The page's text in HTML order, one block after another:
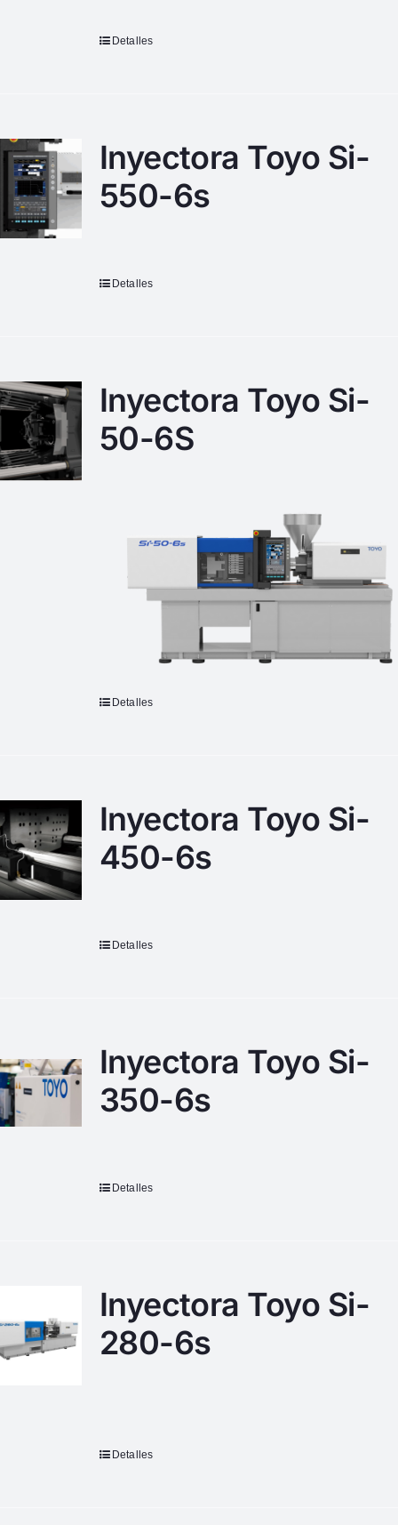
Detalles
Inyectora Toyo Si-
550-6s
Detalles
Inyectora Toyo Si-
50-6S
Detalles
Inyectora Toyo Si-
450-6s
Detalles
Inyectora Toyo Si-
350-6s
Detalles
Inyectora Toyo Si-
280-6s
Detalles